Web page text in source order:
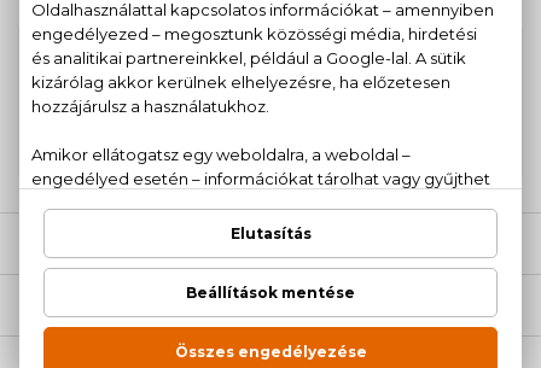
100% eredeti termékek,14 napos visszaküldési
garanciával
Kérdésed van, elakadtál? Hívd ügyfélszolgálatunkat: